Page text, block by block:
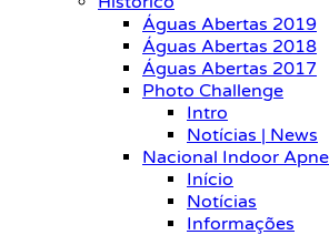
Águas Abertas 2019
Águas Abertas 2018
Águas Abertas 2017
Photo Challenge
Intro
Notícias | News
Nacional Indoor
Início
Notícias
Informações